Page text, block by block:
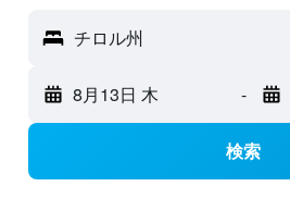
チロル州
8月13日 木 -
検索